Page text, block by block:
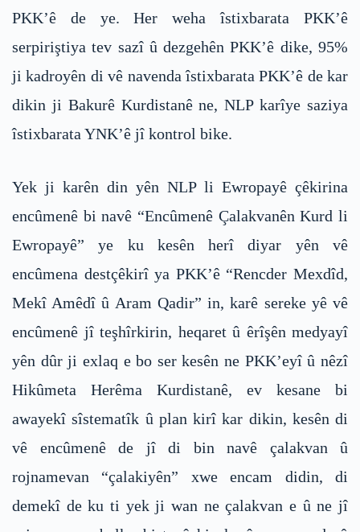
PKK’ê de ye. Her weha îstixbarata PKK’ê
serpiriştiya tev sazî û dezgehên PKK’ê dike, 95%
ji kadroyên di vê navenda îstixbarata PKK’ê de kar
dikin ji Bakurê Kurdistanê ne, NLP karîye saziya
îstixbarata YNK’ê jî kontrol bike.
Yek ji karên din yên NLP li Ewropayê çêkirina
encûmenê bi navê “Encûmenê Çalakvanên Kurd li
Ewropayê” ye ku kesên herî diyar yên vê
encûmena destçêkirî ya PKK’ê “Rencder Mexdîd,
Mekî Amêdî û Aram Qadir” in, karê sereke yê vê
encûmenê jî teşhîrkirin, heqaret û êrîşên medyayî
yên dûr ji exlaq e bo ser kesên ne PKK’eyî û nêzî
Hikûmeta Herêma Kurdistanê, ev kesane bi
awayekî sîstematîk û plan kirî kar dikin, kesên di
vê encûmenê de jî di bin navê çalakvan û
rojnamevan “çalakiyên” xwe encam didin, di
demekî de ku ti yek ji wan ne çalakvan e û ne jî